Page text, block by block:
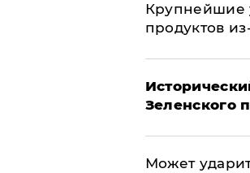
Крупнейшие
продуктов
Зеленского
Может